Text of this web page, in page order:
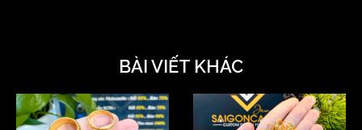
BÀI VIẾT KHÁC